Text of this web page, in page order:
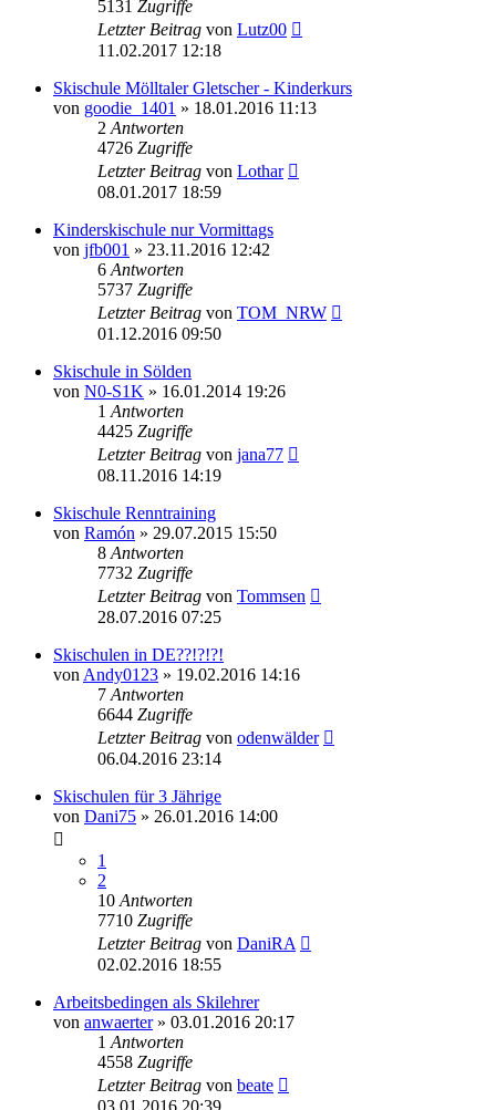
5131 Zugriffe
Letzter Beitrag von Lutz00
11.02.2017 12:18
Skischule Mölltaler Gletscher - Kinderkurs
von goodie_1401 » 18.01.2016 11:13
2 Antworten
4726 Zugriffe
Letzter Beitrag von Lothar
08.01.2017 18:59
Kinderskischule nur Vormittags
von jfb001 » 23.11.2016 12:42
6 Antworten
5737 Zugriffe
Letzter Beitrag von TOM_NRW
01.12.2016 09:50
Skischule in Sölden
von N0-S1K » 16.01.2014 19:26
1 Antworten
4425 Zugriffe
Letzter Beitrag von jana77
08.11.2016 14:19
Skischule Renntraining
von Ramón » 29.07.2015 15:50
8 Antworten
7732 Zugriffe
Letzter Beitrag von Tommsen
28.07.2016 07:25
Skischulen in DE??!?!?!
von Andy0123 » 19.02.2016 14:16
7 Antworten
6644 Zugriffe
Letzter Beitrag von odenwälder
06.04.2016 23:14
Skischulen für 3 Jährige
von Dani75 » 26.01.2016 14:00
1
2
10 Antworten
7710 Zugriffe
Letzter Beitrag von DaniRA
02.02.2016 18:55
Arbeitsbedingen als Skilehrer
von anwaerter» 03.01.2016 20:17
1 Antworten
4558 Zugriffe
Letzter Beitrag von beate